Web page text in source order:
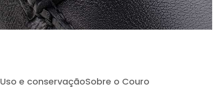
Uso e conservaçãoSobre o Couro